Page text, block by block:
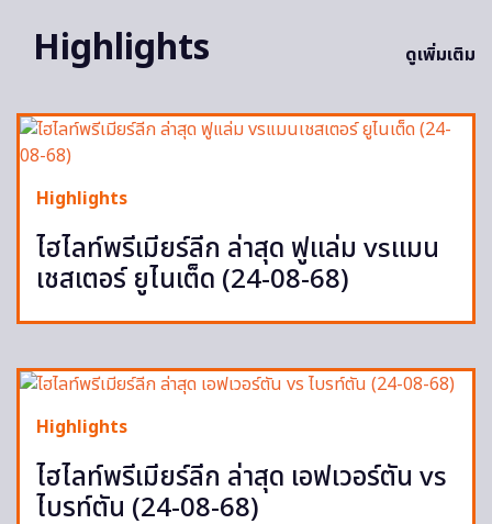
Highlights ดูเพิ่มเติม
Highlights
ไฮไลท์พรีเมียร์ลีก ล่าสุด ฟูแล่ม vsแมน
เชสเตอร์ ยูไนเต็ด (24-08-68)
Highlights
ไฮไลท์พรีเมียร์ลีก ล่าสุด เอฟเวอร์ตัน vs
ไบรท์ตัน (24-08-68)